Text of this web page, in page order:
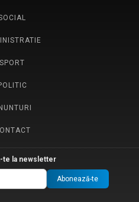
SPORT
te la newsletter
Abonează-te